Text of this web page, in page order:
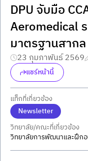
DPU จับมือ
Aeromedical
มาตรฐานสากล
23 กุมภาพันธ์ 2569
แชร์หน้านี้
แท็กที่เกี่ยวข้อง
Newsletter
วิทยาลัย/คณะที่เกี่ยวข้อง
วิทยาลัยการพัฒนาและฝึก